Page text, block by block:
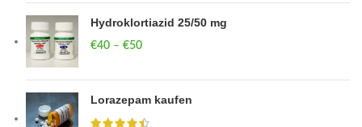
Hydroklortiazid 25/50 mg
€40 – €50
Lorazepam kaufen